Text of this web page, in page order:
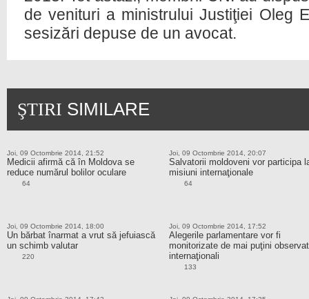
de venituri a ministrului Justiţiei Oleg
sesizări depuse de un avocat.
ŞTIRI SIMILARE
Joi, 09 Octombrie 2014, 21:52
Medicii afirmă că în Moldova se
reduce numărul bolilor oculare
64
Joi, 09 Octombrie 2014, 20:07
Salvatorii moldoveni vor participa
misiuni internaţionale
64
Joi, 09 Octombrie 2014, 18:00
Un bărbat înarmat a vrut să jefuiască
un schimb valutar
220
Joi, 09 Octombrie 2014, 17:52
Alegerile parlamentare vor fi
monitorizate de mai puţini
internaţionali
133